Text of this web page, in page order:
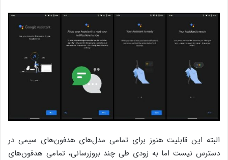
البته این قابلیت هنوز برای تمامی مدل‌های هدفون‌های سیمی در
دسترس نیست اما به زودی طی چند بروزرسانی، تمامی هدفون‌های